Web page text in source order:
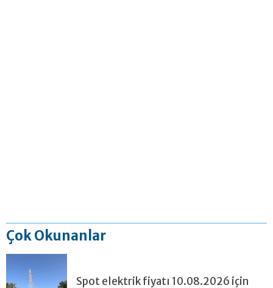
Çok Okunanlar
Spot elektrik fiyatı 10.08.2026 için